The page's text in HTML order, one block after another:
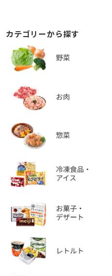
カテゴリーから探す